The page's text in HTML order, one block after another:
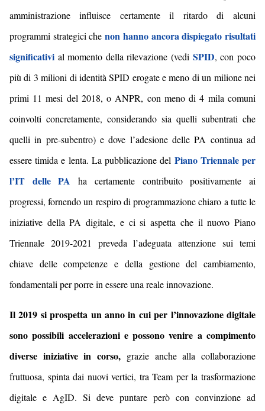
amministrazione influisce certamente il ritardo di alcuni
programmi strategici chenon hanno ancora dispiegato risultati
significativi al momento della rilevazione (vedi SPID, con poco
più di 3 milioni di identità SPID erogate e meno di un milione nei
primi 11 mesi del 2018, o ANPR, con meno di 4 mila comuni
coinvolti concretamente, considerando sia quelli subentrati che
quelli in pre-subentro) e dove l’adesione delle PA continua ad
essere timida e lenta. La pubblicazione del Piano Triennale per
l’IT delle PA ha certamente contribuito positivamente ai
progressi, fornendo un respiro di programmazione chiaro a tutte le
iniziative della PA digitale, e ci si aspetta che il nuovo Piano
Triennale 2019-2021 preveda l’adeguata attenzione sui temi
chiave delle competenze e della gestione del cambiamento,
fondamentali per porre in essere una reale innovazione.
Il 2019 si prospetta un anno in cui per l’innovazione digitale
sono possibili accelerazioni e possono venire a compimento
diverse iniziative in corso, grazie anche alla collaborazione
fruttuosa, spinta dai nuovi vertici, tra Team per la trasformazione
digitale e AgID. Si deve puntare però con convinzione ad